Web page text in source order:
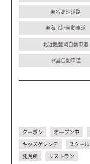
東名高速道路
東海北陸自動車道
北近畿豊岡自動車道
中国自動車道
クーポン オープン中
キッズゲレンデ
スクール
託児所
レストラン